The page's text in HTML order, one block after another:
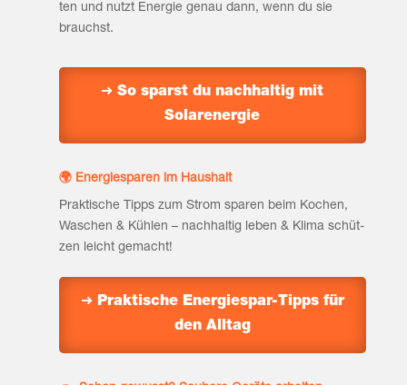
ten und nutzt Ener­gie genau dann, wenn du sie
brauchst.
➜ So sparst du nach­hal­tig mit
Solarenergie
🌍 Ener­gie­spa­ren im Haushalt
Prak­ti­sche Tipps zum Strom spa­ren beim Kochen,
Waschen & Küh­len – nach­hal­tig leben & Kli­ma schüt­
zen leicht gemacht!
➜ Prak­ti­sche Ener­gie­spar-Tipps für
den Alltag